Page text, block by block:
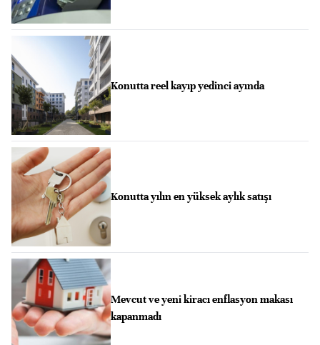
Konutta reel kayıp yedinci ayında
Konutta yılın en yüksek aylık satışı
Mevcut ve yeni kiracı enflasyon makası
kapanmadı